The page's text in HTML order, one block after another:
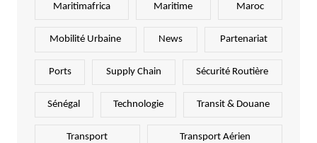
Maritimafrica Maritime Maroc
Mobilité Urbaine News Partenariat
Ports Supply Chain Sécurité Routière
Sénégal Technologie Transit & Douane
Transport Transport Aérien